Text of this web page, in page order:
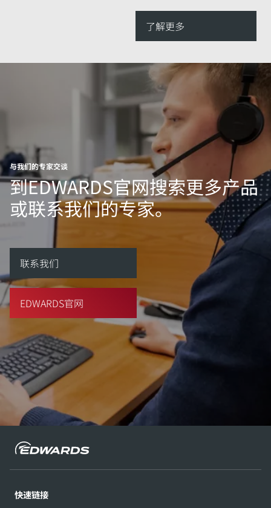
了解更多
与我们的专家交谈
到EDWARDS官网搜索更多产品
或联系我们的专家。
联系我们
EDWARDS官网
快速链接